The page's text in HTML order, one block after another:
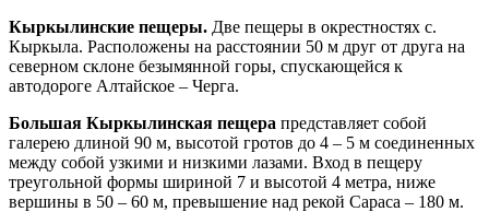
Кыркылинские пещеры. Две пещеры в окрестностях с.
Кыркыла. Расположены на расстоянии 50 м друг от друга на
северном склоне безымянной горы, спускающейся к
автодороге Алтайское – Черга.
Большая Кыркылинская пещера представляет собой
галерею длиной 90 м, высотой гротов до 4 – 5 м соединенных
между собой узкими и низкими лазами. Вход в пещеру
треугольной формы шириной 7 и высотой 4 метра, ниже
вершины в 50 – 60 м, превышение над рекой Сараса – 180 м.